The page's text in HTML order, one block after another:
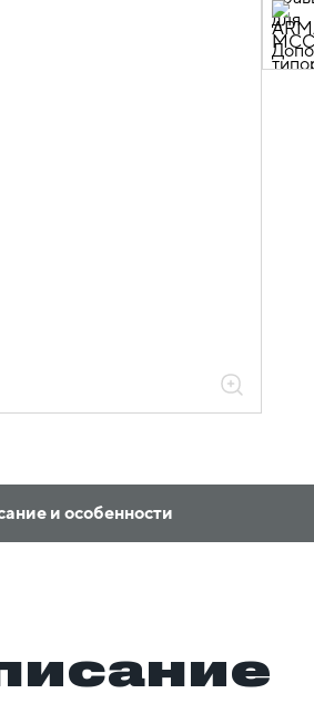
и особенности